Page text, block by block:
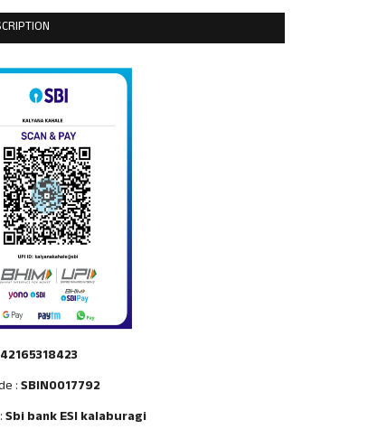
42165318423
:SBIN0017792
Sbi bank ESI kalaburagi